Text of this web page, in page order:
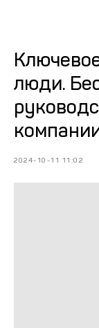
люди.
2024-10-11 11:02